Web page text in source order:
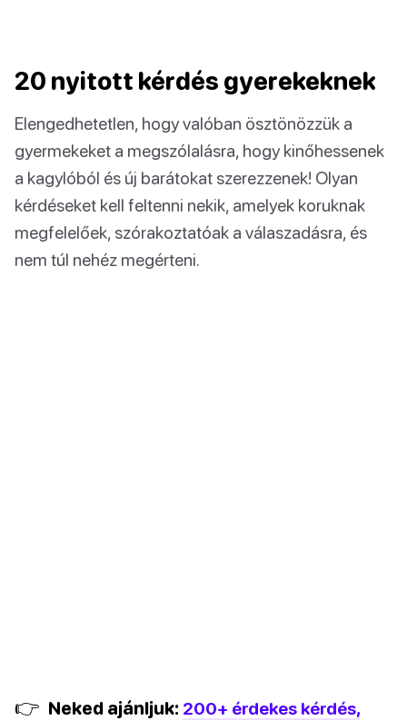
20 nyitott kérdés gyerekeknek
Elengedhetetlen, hogy valóban ösztönözzük a
gyermekeket a megszólalásra, hogy kinőhessenek
a kagylóból és új barátokat szerezzenek! Olyan
kérdéseket kell feltenni nekik, amelyek koruknak
megfelelőek, szórakoztatóak a válaszadásra, és
nem túl nehéz megérteni.
👉 Neked ajánljuk: 200+ érdekes kérdés,